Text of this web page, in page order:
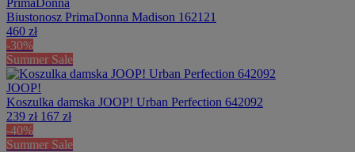
Biustonosz PrimaDonna Madison 162121
460 zł
-30%
Summer Sale
JOOP!
Koszulka damska JOOP! Urban Perfection 642092
239 zł 167 zł
-40%
Summer Sale